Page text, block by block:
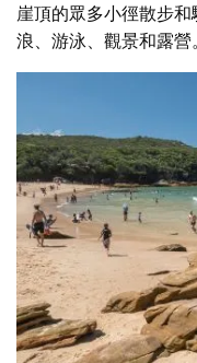
崖頂的眾多小徑散步
浪、游泳、觀景和露營。